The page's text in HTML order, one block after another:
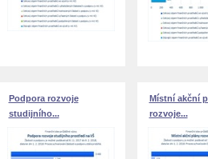
Podpora rozvoje
studijního...
Místní akční
rozvoje...